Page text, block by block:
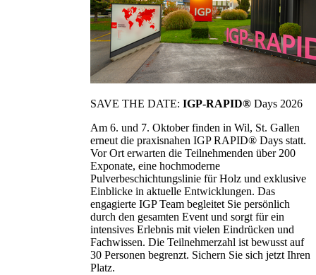
SAVE THE DATE: IGP-RAPID® Days 2026
Am 6. und 7. Oktober finden in Wil, St. Gallen
erneut die praxisnahen IGP RAPID® Days statt.
Vor Ort erwarten die Teilnehmenden über 200
Exponate, eine hochmoderne
Pulverbeschichtungslinie für Holz und exklusive
Einblicke in aktuelle Entwicklungen. Das
engagierte IGP Team begleitet Sie persönlich
durch den gesamten Event und sorgt für ein
intensives Erlebnis mit vielen Eindrücken und
Fachwissen. Die Teilnehmerzahl ist bewusst auf
30 Personen begrenzt. Sichern Sie sich jetzt Ihren
Platz.